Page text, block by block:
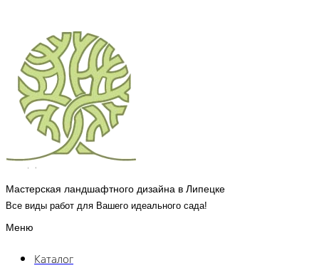
Мастерская ландшафтного дизайна в Липецке
Все виды работ для Вашего идеального сада!
Меню
Каталог